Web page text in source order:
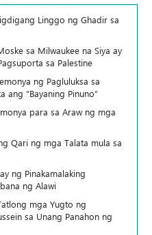
Linggo ng Ghadir sa
sa Milwaukee na Siya ay
sa Palestine
ng Pagluluksa sa
ang “Bayaning Pinuno”
para sa Araw ng mga
Qari ng mga Talata mula sa
ng Pinakamalaking
ng Alawi
mga Yugto ng
sa Unang Panahon ng